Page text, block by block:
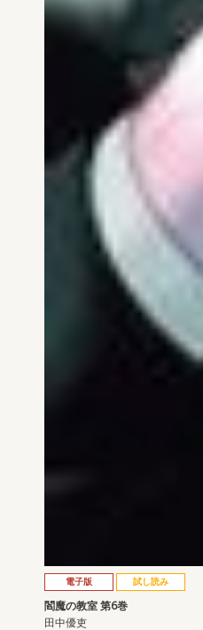
電子版 試し読み
閻魔の教室 第6巻
田中優吏